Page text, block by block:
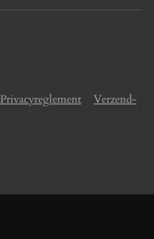
Privacyreglement
Verzend-